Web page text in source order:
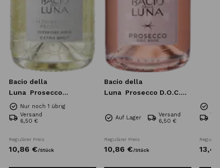
Bacio della
Luna Prosecco
Superiore DOCG Extra
Brut 0,75l
Nur noch 1 übrig
Versand
6,50 €
Regulärer Preis
10,86 €/Stück
Bacio della
Luna Prosecco D.O.C.
Auf Lager
Versand
6,50 €
Regulärer Preis
10,86 €/Stück 13,42